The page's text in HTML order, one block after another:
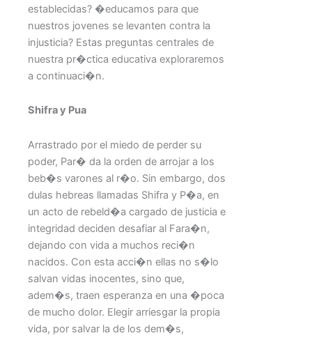
establecidas? �educamos para que
nuestros jovenes se levanten contra la
injusticia? Estas preguntas centrales de
nuestra pr�ctica educativa exploraremos
a continuaci�n.
Shifra y Pua
Arrastrado por el miedo de perder su
poder, Par� da la orden de arrojar a los
beb�s varones al r�o. Sin embargo, dos
dulas hebreas llamadas Shifra y P�a, en
un acto de rebeld�a cargado de justicia e
integridad deciden desafiar al Fara�n,
dejando con vida a muchos reci�n
nacidos. Con esta acci�n ellas no s�lo
salvan vidas inocentes, sino que,
adem�s, traen esperanza en una �poca
de mucho dolor. Elegir arriesgar la propia
vida, por salvar la de los dem�s,